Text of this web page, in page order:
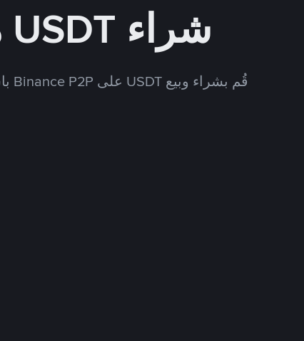
شراء USDT مقابل VES
قُم بشراء وبيع USDT على Binance P2P باستخدام العديد من طرق الدفع